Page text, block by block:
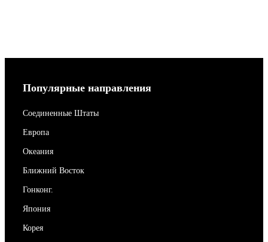
Популярные направления
Соединенные Штаты
Европа
Океания
Ближний Восток
Гонконг.
Япония
Корея